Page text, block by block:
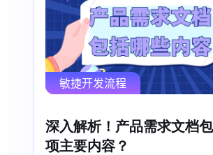
敏捷开发流程
深入解析！产品需求文档
项主要内容？